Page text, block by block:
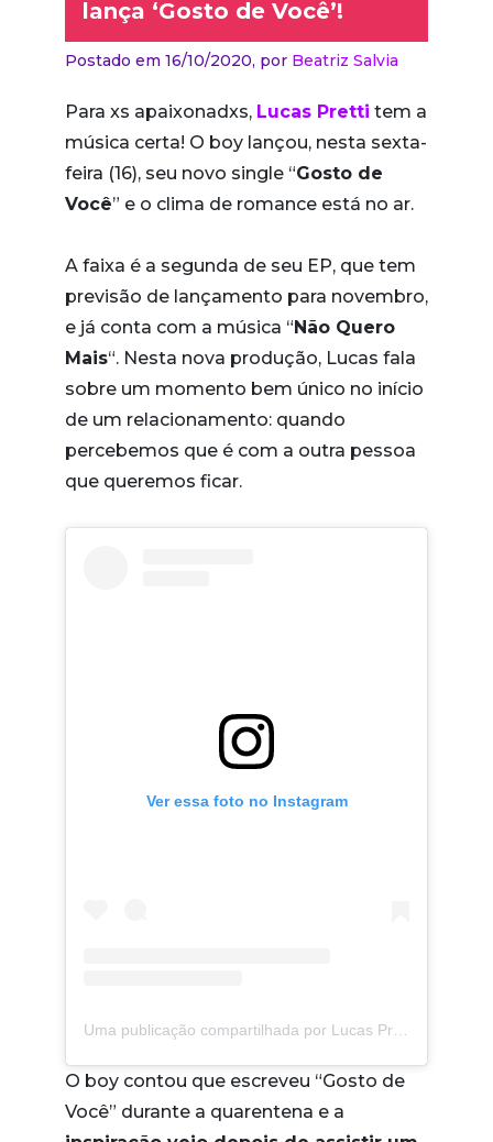
lança ‘Gosto de Você’!
Postado em 16/10/2020, por Beatriz Salvia
Para xs apaixonadxs, Lucas Pretti tem a
música certa! O boy lançou, nesta sexta-
feira (16), seu novo single “Gosto de
Você” e o clima de romance está no ar.
A faixa é a segunda de seu EP, que tem
previsão de lançamento para novembro,
e já conta com a música “Não Quero
Mais“. Nesta nova produção, Lucas fala
sobre um momento bem único no início
de um relacionamento: quando
percebemos que é com a outra pessoa
que queremos ficar.
Ver essa foto no Instagram
O boy contou que escreveu “Gosto de
Você” durante a quarentena e a